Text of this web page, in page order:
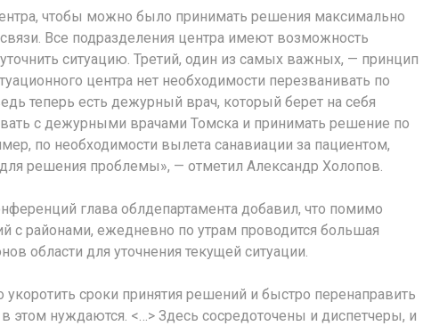
чтобы можно было принимать решения максимально
Все подразделения центра имеют возможность
ситуацию. Третий, один из самых важных, — принцип
центра нет необходимости перезванивать по
теперь есть дежурный врач, который берет на себя
с дежурными врачами Томска и принимать решение по
по необходимости вылета санавиации за пациентом,
решения проблемы», — отметил Александр Холопов.
глава облдепартамента добавил, что помимо
с районами, ежедневно по утрам проводится большая
области для уточнения текущей ситуации.
укоротить сроки принятия решений и быстро перенаправить
этом нуждаются. <…> Здесь сосредоточены и диспетчеры, и